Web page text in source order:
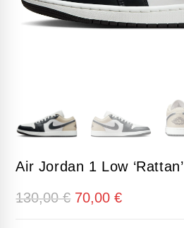
Air Jordan 1 Low ‘Rattan’
130,00€ El
precio
70,00€El
precio